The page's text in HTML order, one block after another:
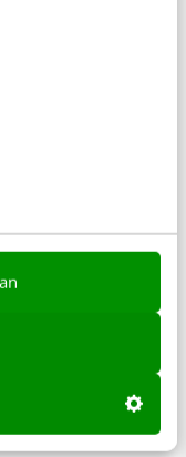
over”. Soms
Geen
geval werd
nogmaals op
een plaatsing
leiden. Zo